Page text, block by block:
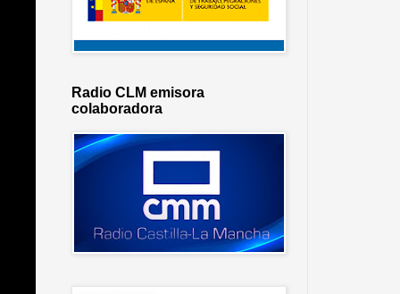
Radio CLM emisora
colaboradora